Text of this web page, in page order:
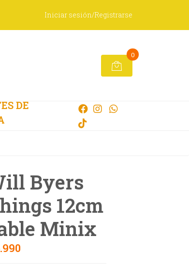
Iniciar sesión/Registrarse
0
DE
Byers
12cm
Minix